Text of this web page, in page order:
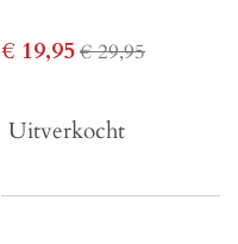
€ 19,95€ 29,95
Uitverkocht